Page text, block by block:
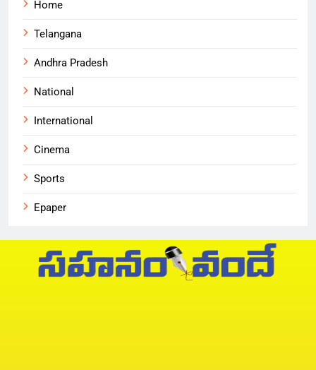
Home
Telangana
Andhra Pradesh
National
International
Cinema
Sports
Epaper